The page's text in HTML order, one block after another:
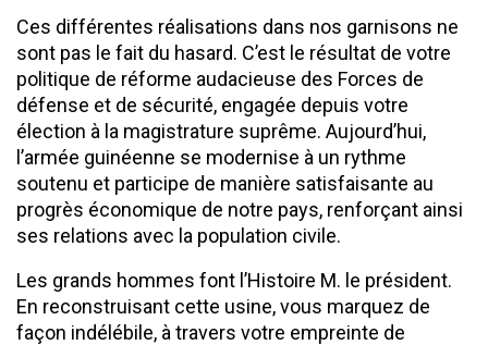
Ces différentes réalisations dans nos garnisons ne
sont pas le fait du hasard. C’est le résultat de votre
politique de réforme audacieuse des Forces de
défense et de sécurité, engagée depuis votre
élection à la magistrature suprême. Aujourd’hui,
l’armée guinéenne se modernise à un rythme
soutenu et participe de manière satisfaisante au
progrès économique de notre pays, renforçant ainsi
ses relations avec la population civile.
Les grands hommes font l’Histoire M. le président.
En reconstruisant cette usine, vous marquez de
façon indélébile, à travers votre empreinte de